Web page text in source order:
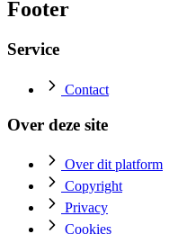
Footer
Service
Contact
Over deze site
Over dit platform
Copyright
Privacy
Cookies